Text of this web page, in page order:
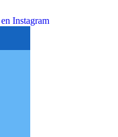
Instagram